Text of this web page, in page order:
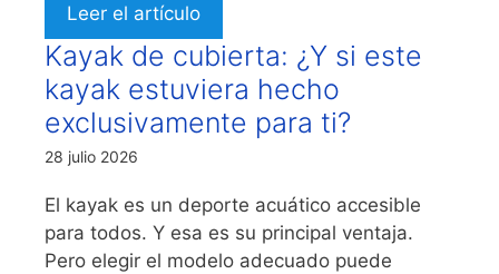
Leer el artículo
Kayak de cubierta: ¿Y si este
kayak estuviera hecho
exclusivamente para ti?
28 julio 2026
El kayak es un deporte acuático accesible
para todos. Y esa es su principal ventaja.
Pero elegir el modelo adecuado puede